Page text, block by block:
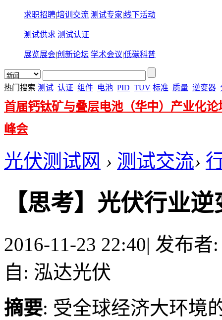
求职招聘|培训交流 测试专家|线下活动
测试供求 测试认证
展览展会|创新论坛 学术会议|低碳科普
热门搜索 测试 认证 组件 电池 PID TUV 标准 质量 逆变器
首届钙钛矿与叠层电池（华中）产业化论
峰会
光伏测试网 › 测试交流›
【思考】光伏行业
2016-11-23 22:40| 发布者
自: 泓达光伏
摘要: 受全球经济大环境